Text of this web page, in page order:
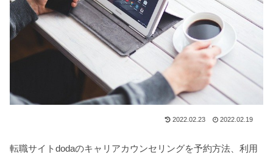
2022.02.23 2022.02.19
転職サイトdodaのキャリアカウンセリングを予約方法、利用